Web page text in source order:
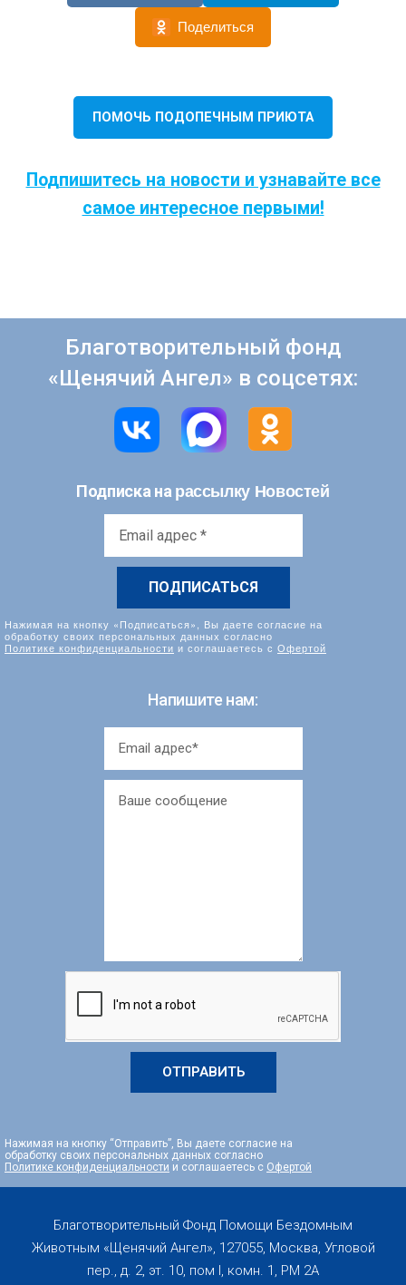
Поделиться
ПОМОЧЬ ПОДОПЕЧНЫМ ПРИЮТА
Подпишитесь на новости и узнавайте все
самое интересное первыми!
Благотворительный фонд
«Щенячий Ангел» в соцсетях:
Подписка нарассылку Новостей
Нажимая на кнопку «Подписаться», Вы даете согласие на
обработку своих персональных данных согласно
Политике конфиденциальности и соглашаетесь с Офертой
Напишите нам:
ОТПРАВИТЬ
Нажимая на кнопку “Отправить”, Вы даете согласие на
обработку своих персональных данных согласно
Политике конфиденциальности и соглашаетесь с Офертой
Благотворительный Фонд Помощи Бездомным
Животным «Щенячий Ангел», 127055, Москва, Угловой
пер., д. 2, эт. 10, пом I, комн. 1, PM 2А